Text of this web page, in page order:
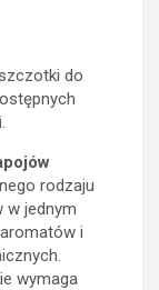
do
rodzaju
w jednym
i
wymaga